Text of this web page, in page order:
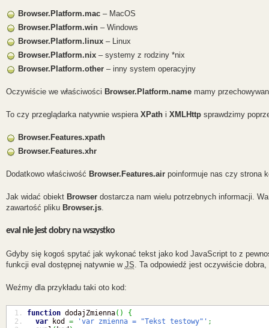
Browser.Platform.mac– MacOS
Browser.Platform.win– Windows
Browser.Platform.linux– Linux
Browser.Platform.nix– systemy z rodziny *nix
Browser.Platform.other– inny system operacyjny
Oczywiście we właściwości Browser.Platform.namemamy
To czy przeglądarka natywnie wspiera XPathi XMLHttpsprawdzimy
Browser.Features.xpath
Browser.Features.xhr
Dodatkowo właściwość Browser.Features.airpoinformuje nas czy strona
Jak widać obiekt Browserdostarcza nam wielu potrzebnych informacji.
zawartość pliku Browser.js.
eval nie jest dobry na wszystko
Gdyby się kogoś spytać jak wykonać tekst jako kod JavaScript to z
funkcji eval dostępnej natywnie w JS . Ta odpowiedź jest oczywiście
Weźmy dla przykładu taki oto kod:
function dodajZmienna( )
{
var kod = 'var zmienna = "Tekst testowy"' ;